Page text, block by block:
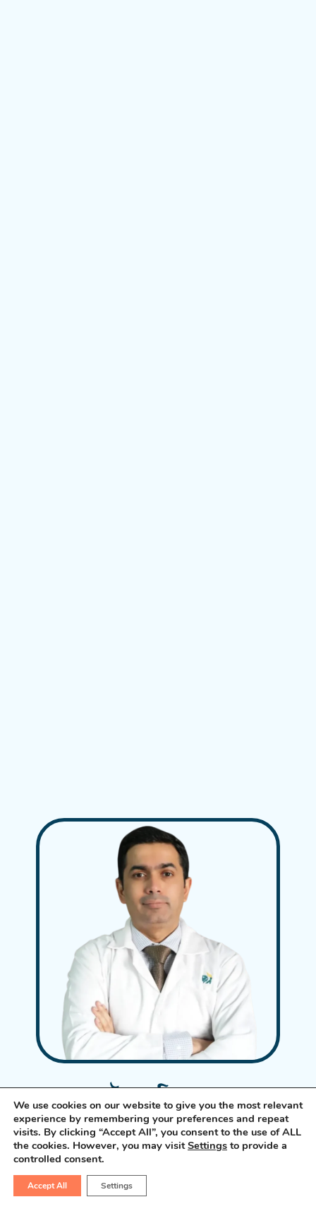
ડૉ. હર્ષ શાહ
MS, MCh (GI cancer Surgeon)
ડૉ. હર્ષ શાહ અમદાવાદના એક પ્રખ્યાત
જી.આઈ અને એચ.પી.બી રોબોટિક કેન્સર
We use cookies on our website to give you the most relevant
experience by remembering your preferences and repeat
visits. By clicking “Accept All”, you consent to the use of ALL
the cookies. However, you may visitSettings to provide a
controlled consent.
Accept All Settings